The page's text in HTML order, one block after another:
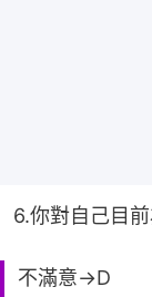
6.你對自己目
不滿意→D